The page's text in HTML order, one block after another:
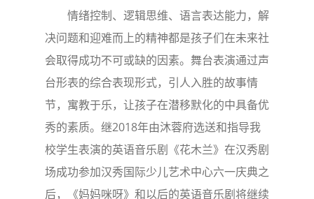
情绪控制、逻辑思维、语言表达能力，解
决问题和迎难而上的精神都是孩子们在未来社
会取得成功不可或缺的因素。舞台表演通过声
台形表的综合表现形式，引人入胜的故事情
节，寓教于乐，让孩子在潜移默化的中具备优
秀的素质。继2018年由沐蓉府选送和指导我
校学生表演的英语音乐剧《花木兰》在汉秀剧
场成功参加汉秀国际少儿艺术中心六一庆典之
后，《妈妈咪呀》和以后的英语音乐剧将继续